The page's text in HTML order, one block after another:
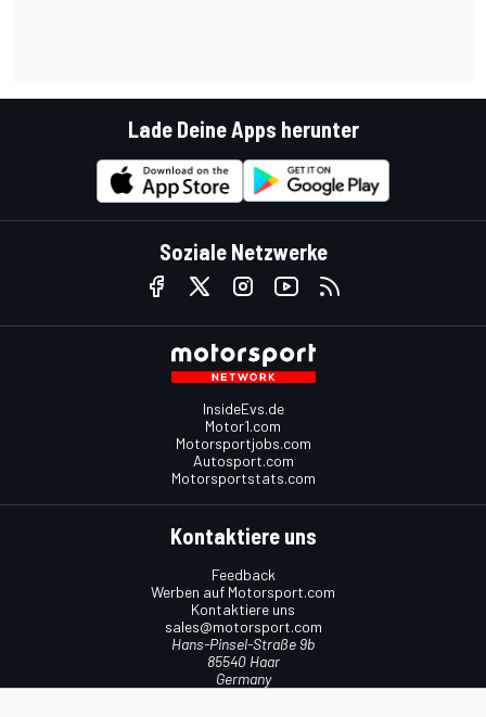
Lade Deine Apps herunter
Soziale Netzwerke
InsideEvs.de
Motor1.com
Motorsportjobs.com
Autosport.com
Motorsportstats.com
Kontaktiere uns
Feedback
Werben auf Motorsport.com
Kontaktiere uns
sales@motorsport.com
Hans-Pinsel-Straße 9b
85540 Haar
Germany